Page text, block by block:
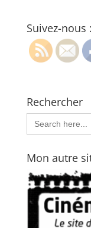
Suivez-nous :
Rechercher
Search
for:
Mon autre